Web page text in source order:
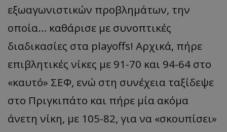
εξωαγωνιστικών προβλημάτων, την
οποία… καθάρισε με συνοπτικές
διαδικασίες στα playoffs! Αρχικά, πήρε
επιβλητικές νίκες με 91-70 και 94-64 στο
«καυτό» ΣΕΦ, ενώ στη συνέχεια ταξίδεψε
στο Πριγκιπάτο και πήρε μία ακόμα
άνετη νίκη, με 105-82, για να «σκουπίσει»